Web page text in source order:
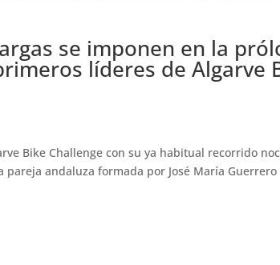
se imponen en la
líderes de Algarve
Bike Challenge con su ya habitual recorrido
andaluza formada por José María Guerrero